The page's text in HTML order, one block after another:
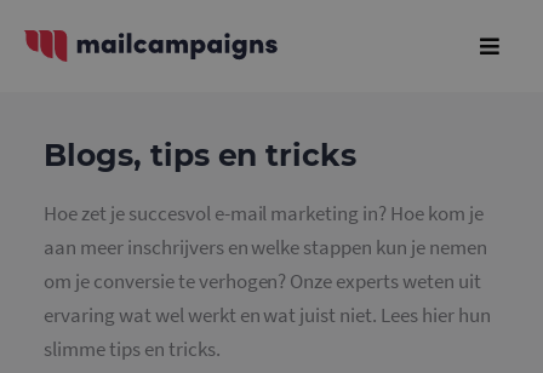
Blogs, tips en tricks
Hoe zet je succesvol e-mail marketing in? Hoe kom je
aan meer inschrijvers en welke stappen kun je nemen
om je conversie te verhogen? Onze experts weten uit
ervaring wat wel werkt en wat juist niet. Lees hier hun
slimme tips en tricks.